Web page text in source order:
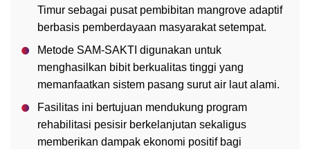
Timur sebagai pusat pembibitan mangrove adaptif
berbasis pemberdayaan masyarakat setempat.
Metode SAM-SAKTI digunakan untuk
menghasilkan bibit berkualitas tinggi yang
memanfaatkan sistem pasang surut air laut alami.
Fasilitas ini bertujuan mendukung program
rehabilitasi pesisir berkelanjutan sekaligus
memberikan dampak ekonomi positif bagi